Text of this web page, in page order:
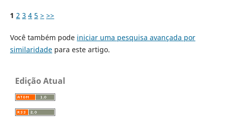
1 2 3 4 5 > >>
Você também pode iniciar uma pesquisa avançada por
similaridadepara este artigo.
Edição Atual